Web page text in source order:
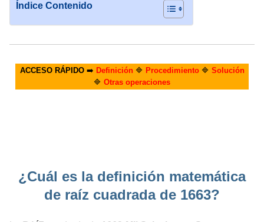
Índice Contenido
ACCESO RÁPIDO➡️ Definición🔷 Procedimiento🔷 Solución
🔷 Otras operaciones
¿Cuál es la definición matemática
de raíz cuadrada de 1663?